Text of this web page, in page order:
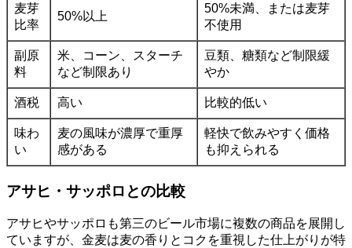
麦芽
比率
50%以上
50%未満、または麦芽
不使用
副原
料
米、コーン、スターチ
など制限あり
豆類、糖類など制限緩
やか
酒税 高い 比較的低い
味わ
い
麦の風味が濃厚で重厚
感がある
軽快で飲みやすく価格
も抑えられる
アサヒ・サッポロとの比較
アサヒやサッポロも第三のビール市場に複数の商品を展開し
ていますが、金麦は麦の香りとコクを重視した仕上がりが特